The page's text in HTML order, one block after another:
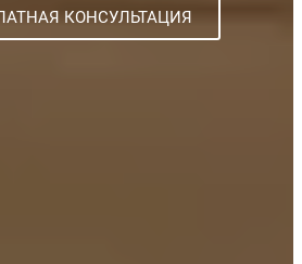
КОНСУЛЬТАЦИЯ